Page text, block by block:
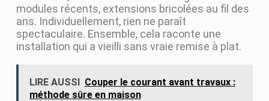
modules récents, extensions bricolées au fil des
ans. Individuellement, rien ne paraît
spectaculaire. Ensemble, cela raconte une
installation qui a vieilli sans vraie remise à plat.
LIRE AUSSI Couper le courant avant travaux :
méthode sûre en maison